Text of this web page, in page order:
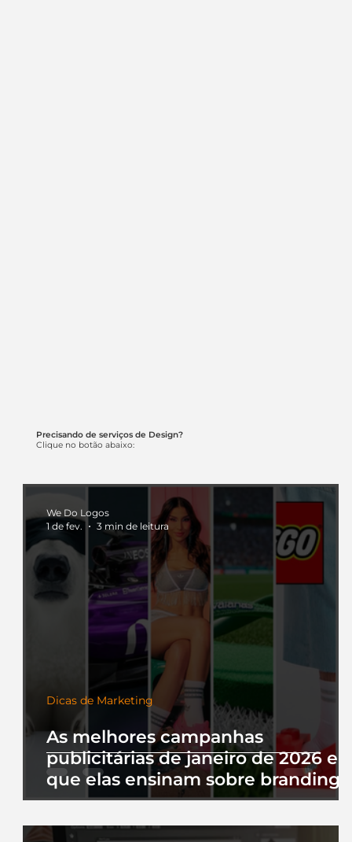
Precisando de serviços de Design?
Clique no botão abaixo:
As melhores campanhas
publicitárias de janeiro de 2026 e
que elas ensinam sobre branding
Dicas de Marketing
We Do Logos
1 de fev.
3 min de leitura